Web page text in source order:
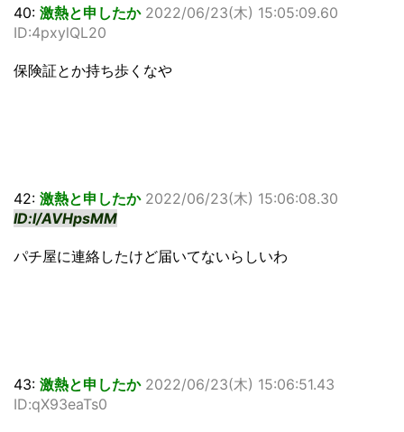
40: 激熱と申したか 2022/06/23(木) 15:05:09.60
ID:4pxylQL20
保険証とか持ち歩くなや
42: 激熱と申したか 2022/06/23(木) 15:06:08.30
ID:l/AVHpsMM
パチ屋に連絡したけど届いてないらしいわ
43: 激熱と申したか 2022/06/23(木) 15:06:51.43
ID:qX93eaTs0